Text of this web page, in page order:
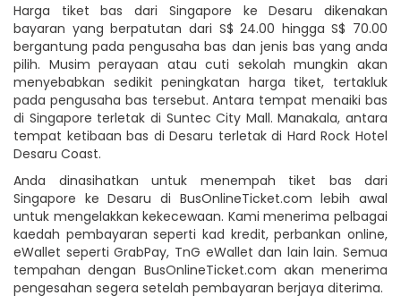
Harga tiket bas dari Singapore ke Desaru dikenakan
bayaran yang berpatutan dari S$ 24.00 hingga S$ 70.00
bergantung pada pengusaha bas dan jenis bas yang anda
pilih. Musim perayaan atau cuti sekolah mungkin akan
menyebabkan sedikit peningkatan harga tiket, tertakluk
pada pengusaha bas tersebut. Antara tempat menaiki bas
di Singapore terletak di Suntec City Mall. Manakala, antara
tempat ketibaan bas di Desaru terletak di Hard Rock Hotel
Desaru Coast.
Anda dinasihatkan untuk menempah tiket bas dari
Singapore ke Desaru di BusOnlineTicket.com lebih awal
untuk mengelakkan kekecewaan. Kami menerima pelbagai
kaedah pembayaran seperti kad kredit, perbankan online,
eWallet seperti GrabPay, TnG eWallet dan lain lain. Semua
tempahan dengan BusOnlineTicket.com akan menerima
pengesahan segera setelah pembayaran berjaya diterima.